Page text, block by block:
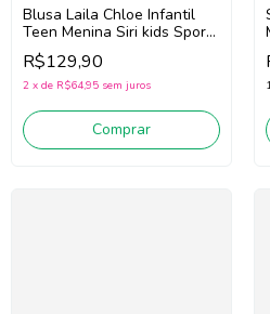
Blusa Laila Chloe Infantil
Teen Menina Siri kids Sport
Dança 44766 (Azul)
R$129,90
2 x de R$64,95 sem juros
Comprar